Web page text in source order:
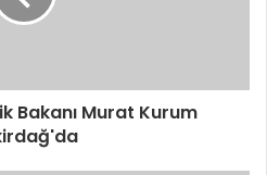
Bakanı Murat Kurum